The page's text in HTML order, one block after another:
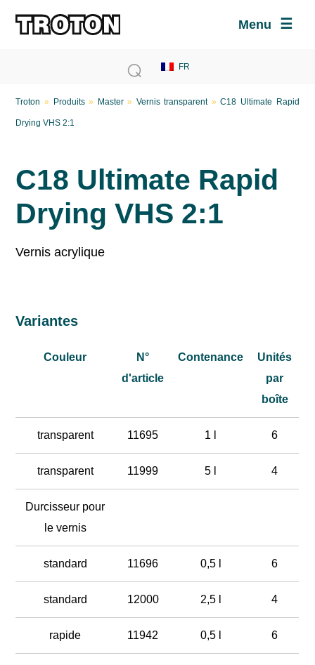
Menu
Troton » Produits» Master» Vernis transparent»C18 Ultimate Rapid
Drying VHS 2:1
C18 Ultimate Rapid
Drying VHS 2:1
Vernis acrylique
Variantes
Couleur
N°
d'article
Contenance
Unités
par
boîte
transparent 11695 1 l 6
transparent 11999 5 l 4
Durcisseur pour
le vernis
standard 11696 0,5 l 6
standard 12000 2,5 l 4
rapide 11942 0,5 l 6